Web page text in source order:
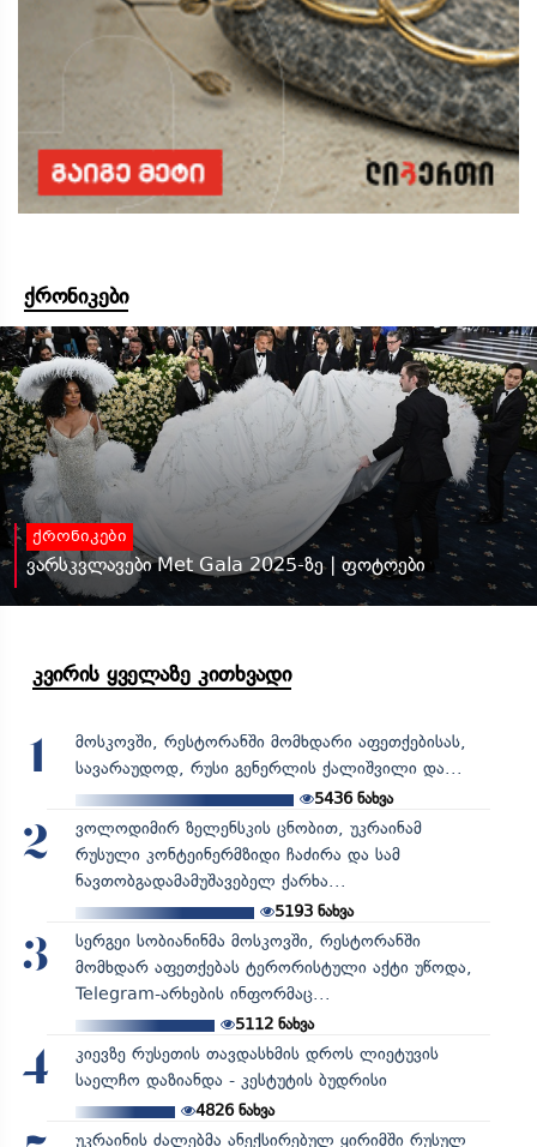
ქრონიკები
ქრონიკები
ვარსკვლავები Met Gala 2025-ზე | ფოტოები
კვირის ყველაზე კითხვადი
1
მოსკოვში, რესტორანში მომხდარი აფეთქებისას,
სავარაუდოდ, რუსი გენერლის ქალიშვილი და...
5436ნახვა
2
ვოლოდიმირ ზელენსკის ცნობით, უკრაინამ
რუსული კონტეინერმზიდი ჩაძირა და სამ
ნავთობგადამამუშავებელ ქარხა...
5193ნახვა
3
სერგეი სობიანინმა მოსკოვში, რესტორანში
მომხდარ აფეთქებას ტერორისტული აქტი უწოდა,
Telegram-არხების ინფორმაც...
5112ნახვა
4
კიევზე რუსეთის თავდასხმის დროს ლიეტუვის
საელჩო დაზიანდა - კესტუტის ბუდრისი
4826ნახვა
უკრაინის ძალებმა ანექსირებულ ყირიმში რუსულ